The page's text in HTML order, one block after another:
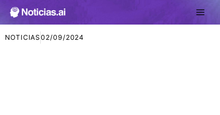
NOTICIAS 02/09/2024